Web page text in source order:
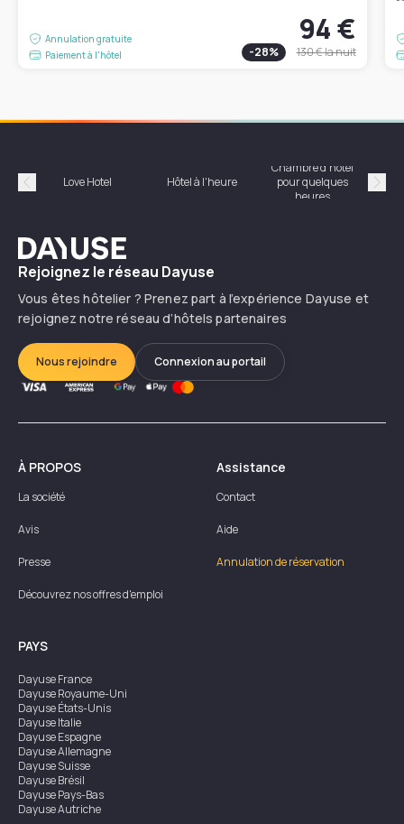
Annulation gratuite
Paiement à l'hôtel
94 €
-28% 130 €la nuit
Précédent
Love Hotel Hôtel à l'heure
Chambre d'hôtel
pour quelques
heures
Dayuse
Rejoignez le réseau Dayuse
Vous êtes hôtelier ? Prenez part à l’expérience Dayuse et
rejoignez notre réseau d’hôtels partenaires
Nous rejoindre Connexion au portail
À PROPOS
La société
Avis
Presse
Découvrez nos offres d'emploi
Assistance
Contact
Aide
Annulation de réservation
PAYS
DayuseFrance
DayuseRoyaume-Uni
DayuseÉtats-Unis
DayuseItalie
DayuseEspagne
DayuseAllemagne
DayuseSuisse
DayuseBrésil
DayusePays-Bas
DayuseAutriche